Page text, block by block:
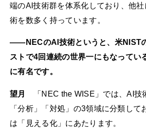
端のAI技術群を体系化しており、他
術を数多く持っています。
――NECのAI技術というと、米NIST
ストで4回連続の世界一にもなってい
に有名です。
望月
「NEC the WISE」では、AI技
「分析」「対処」の3領域に分類して
は「見える化」にあたります。